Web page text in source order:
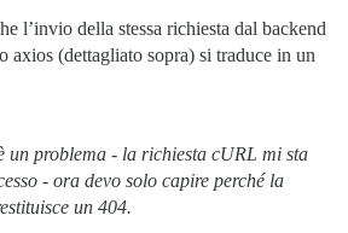
l’invio della stessa richiesta dal backend
axios (dettagliato sopra) si traduce in un
un problema - la richiesta cURL mi sta
- ora devo solo capire perché la
un 404.